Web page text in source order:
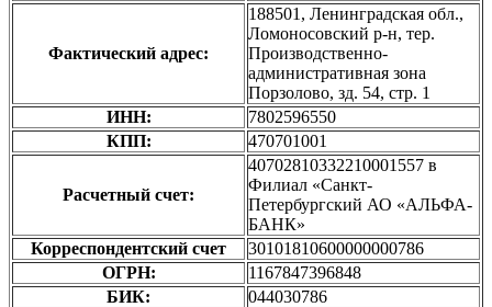
Фактический адрес:
188501, Ленинградская обл.,
Ломоносовский р-н, тер.
Производственно-
административная зона
Порзолово, зд. 54, стр. 1
ИНН:
7802596550
КПП:
470701001
Расчетный счет:
40702810332210001557 в
Филиал «Санкт-
Петербургский АО «АЛЬФА-
БАНК»
Корреспондентский счет
30101810600000000786
ОГРН:
1167847396848
БИК:
044030786